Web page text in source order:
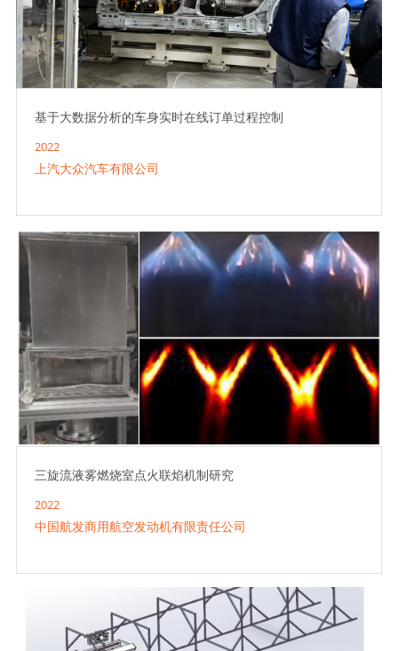
基于大数据分析的车身实时在线订单过程控制
2022
上汽大众汽车有限公司
三旋流液雾燃烧室点火联焰机制研究
2022
中国航发商用航空发动机有限责任公司